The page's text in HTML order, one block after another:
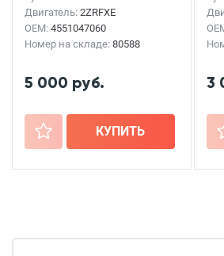
Двигатель: 2ZRFXE
OEM: 4551047060
Номер на складе: 80588
5 000 руб.
+ КУПИТЬ
3